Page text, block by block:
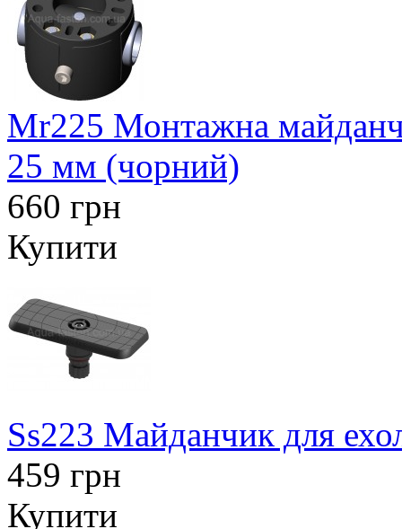
Mr225 Монтажна
25 мм (чорний)
660 грн
Купити
Ss223 Майданчик для
459 грн
Купити